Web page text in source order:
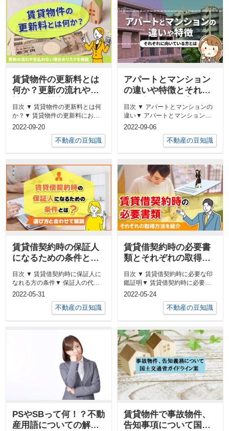
賃貸物件の更新料とは
何か？更新の流れや支
を解説
目次 ▼ 賃貸物件の更新料とは何
か？▼ 賃貸物件の更新料におけ
る更新書類はいつ届くのか？手続
2022-09-20
不動産の豆知識
アパートとマンション
の違いや特徴とそれぞ
目次 ▼ アパートとマンションの
違い▼ アパートとマンションの
それぞれの特徴▼ アパートとマ
2022-09-06
不動産の豆知識
賃貸借契約時の保証人
になるための条件と
解説
目次 ▼ 賃貸借契約時に保証人に
なれる方の条件▼ 保証人の代わ
りになる保証会社とは▼ 賃貸借
2022-05-31
不動産の豆知識
賃貸借契約時の必要書
類とそれぞれの取得方
目次 ▼ 賃貸借契約時に必要な印
鑑証明▼ 賃貸借契約時に必要な
戸籍謄本▼ 賃貸借契約時に必要
2022-05-24
不動産の豆知識
PSやSBって何！？不動
産用語についての解
賃貸物件で事故物件、
告知事項について国土